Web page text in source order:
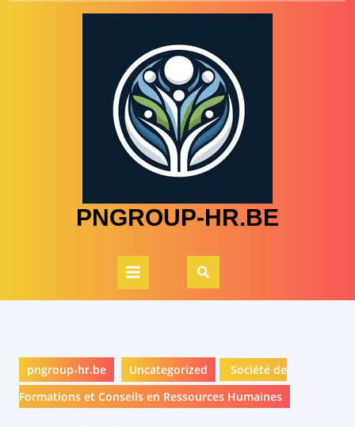
PNGROUP-HR.BE
Open
Button
pngroup-hr.be Uncategorized
Société de
Formations et Conseils en Ressources Humaines